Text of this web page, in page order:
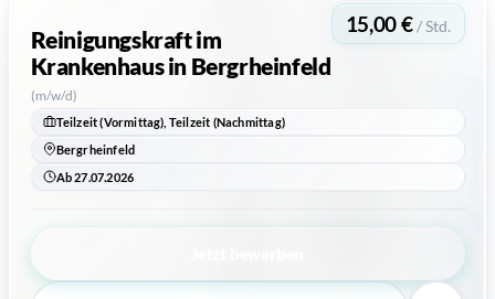
Reinigungskraft im
Krankenhausin Bergrheinfeld
(m/w/d)
15,00 €/ Std.
Teilzeit (Vormittag), Teilzeit (Nachmittag)
Bergrheinfeld
Ab 27.07.2026